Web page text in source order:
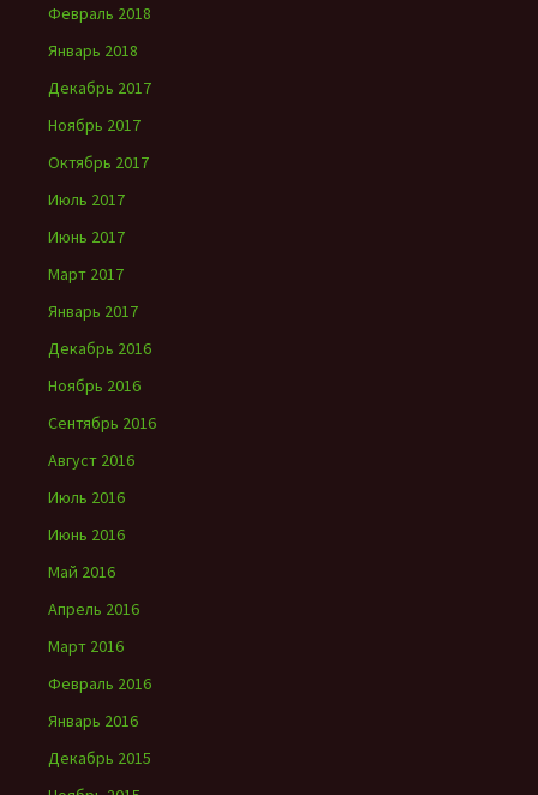
Февраль 2018
Январь 2018
Декабрь 2017
Ноябрь 2017
Октябрь 2017
Июль 2017
Июнь 2017
Март 2017
Январь 2017
Декабрь 2016
Ноябрь 2016
Сентябрь 2016
Август 2016
Июль 2016
Июнь 2016
Май 2016
Апрель 2016
Март 2016
Февраль 2016
Январь 2016
Декабрь 2015